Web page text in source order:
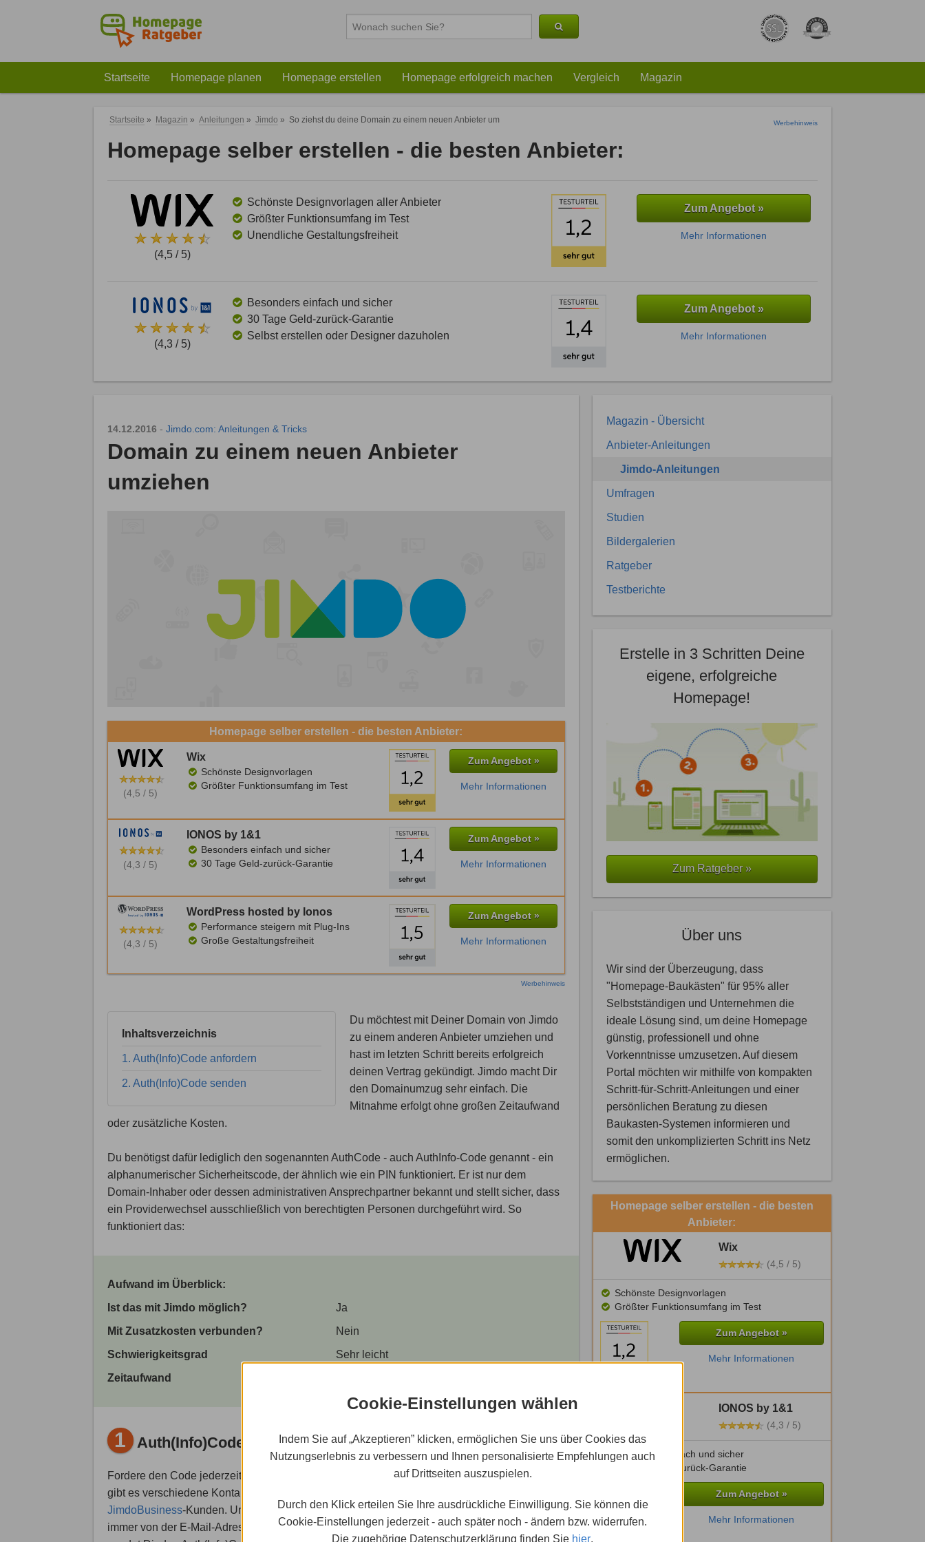
Cookie-Einstellungen wählen
Indem Sie auf „Akzeptieren” klicken, ermöglichen Sie uns über Cookies das
Nutzungserlebnis zu verbessern und Ihnen personalisierte Empfehlungen auch
auf Drittseiten auszuspielen.
Durch den Klick erteilen Sie Ihre ausdrückliche Einwilligung. Sie können die
Cookie-Einstellungen jederzeit - auch später noch - ändern bzw. widerrufen.
Die zugehörige Datenschutzerklärung finden Sie hier.
Startseite Homepage planen Homepage erstellen Homepage erfolgreich machen Vergleich Magazin
Werbehinweis
Startseite » Magazin » Anleitungen » Jimdo » So ziehst du deine Domain zu einem neuen Anbieter um
Homepage selber erstellen - die besten Anbieter:
(4,5 / 5)
Schönste Designvorlagen aller Anbieter
Größter Funktionsumfang im Test
Unendliche Gestaltungsfreiheit
Zum Angebot »
Mehr Informationen
(4,3 / 5)
Besonders einfach und sicher
30 Tage Geld-zurück-Garantie
Selbst erstellen oder Designer dazuholen
Zum Angebot »
Mehr Informationen
14.12.2016 - Jimdo.com: Anleitungen & Tricks
Domain zu einem neuen Anbieter
umziehen
Homepage selber erstellen - die besten Anbieter:
(4,5 / 5)
Wix
Schönste Designvorlagen
Größter Funktionsumfang im Test
Zum Angebot »
Mehr Informationen
(4,3 / 5)
IONOS by 1&1
Besonders einfach und sicher
30 Tage Geld-zurück-Garantie
Zum Angebot »
Mehr Informationen
(4,3 / 5)
WordPress hosted by Ionos
Performance steigern mit Plug-Ins
Große Gestaltungsfreiheit
Zum Angebot »
Mehr Informationen
Werbehinweis
Inhaltsverzeichnis
1. Auth(Info)Code anfordern
2. Auth(Info)Code senden
Du möchtest mit Deiner Domain von Jimdo
zu einem anderen Anbieter umziehen und
hast im letzten Schritt bereits erfolgreich
deinen Vertrag gekündigt. Jimdo macht Dir
den Domainumzug sehr einfach. Die
Mitnahme erfolgt ohne großen Zeitaufwand
oder zusätzliche Kosten.
Du benötigst dafür lediglich den sogenannten AuthCode - auch AuthInfo-Code genannt - ein
alphanumerischer Sicherheitscode, der ähnlich wie ein PIN funktioniert. Er ist nur dem
Domain-Inhaber oder dessen administrativen Ansprechpartner bekannt und stellt sicher, dass
ein Providerwechsel ausschließlich von berechtigten Personen durchgeführt wird. So
funktioniert das:
Aufwand im Überblick:
Ist das mit Jimdo möglich?
Ja
Mit Zusatzkosten verbunden?
Nein
Schwierigkeitsgrad
Sehr leicht
Zeitaufwand
1 Auth(Info)Code anfordern
Fordere den Code jederzeit per E-Mail beim Support-Team von Jimdo an. Je nach Version
gibt es verschiedene Kontaktformulare – etwa eines für
JimdoBusiness-Kunden. Um die Authentifizierung zu erleichtern, kontaktiere den Support
immer von der E-Mail-Adresse aus, die Du auch in den Domaindaten angegeben hast. Jimdo
Magazin - Übersicht
Anbieter-Anleitungen
Jimdo-Anleitungen
Umfragen
Studien
Bildergalerien
Ratgeber
Testberichte
Erstelle in 3 Schritten Deine
eigene, erfolgreiche
Homepage!
Zum Ratgeber »
Über uns
Wir sind der Überzeugung, dass
"Homepage-Baukästen" für 95% aller
Selbstständigen und Unternehmen die
ideale Lösung sind, um deine Homepage
günstig, professionell und ohne
Vorkenntnisse umzusetzen. Auf diesem
Portal möchten wir mithilfe von kompakten
Schritt-für-Schritt-Anleitungen und einer
persönlichen Beratung zu diesen
Baukasten-Systemen informieren und
somit den unkomplizierten Schritt ins Netz
ermöglichen.
Homepage selber erstellen - die besten
Anbieter:
Wix
(4,5 / 5)
Schönste Designvorlagen
Größter Funktionsumfang im Test
Zum Angebot »
Mehr Informationen
IONOS by 1&1
(4,3 / 5)
Besonders einfach und sicher
30 Tage Geld-zurück-Garantie
Zum Angebot »
Mehr Informationen